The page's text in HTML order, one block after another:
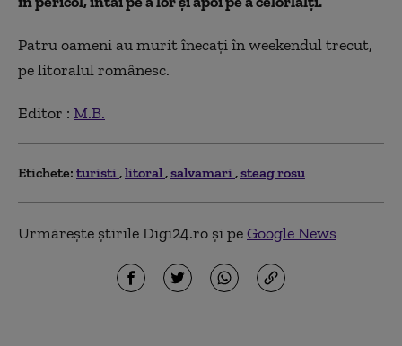
Patru oameni au murit înecați în weekendul trecut,
pe litoralul românesc.
Editor : M.B.
Etichete: turisti litoral salvamari steag rosu
Urmărește știrile Digi24.ro și peGoogle News